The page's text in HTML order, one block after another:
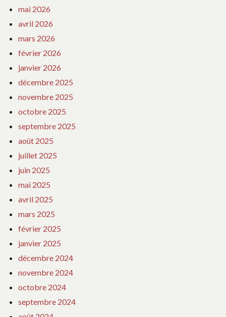
mai 2026
avril 2026
mars 2026
février 2026
janvier 2026
décembre 2025
novembre 2025
octobre 2025
septembre 2025
août 2025
juillet 2025
juin 2025
mai 2025
avril 2025
mars 2025
février 2025
janvier 2025
décembre 2024
novembre 2024
octobre 2024
septembre 2024